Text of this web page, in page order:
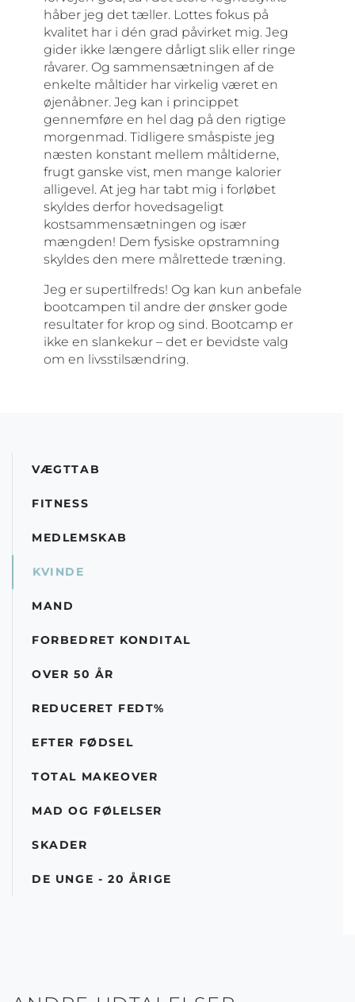
håber jeg det tæller. Lottes fokus på
kvalitet har i dén grad påvirket mig. Jeg
gider ikke længere dårligt slik eller ringe
råvarer. Og sammensætningen af de
enkelte måltider har virkelig været en
øjenåbner. Jeg kan i princippet
gennemføre en hel dag på den rigtige
morgenmad. Tidligere småspiste jeg
næsten konstant mellem måltiderne,
frugt ganske vist, men mange kalorier
alligevel. At jeg har tabt mig i forløbet
skyldes derfor hovedsageligt
kostsammensætningen og især
mængden! Dem fysiske opstramning
skyldes den mere målrettede træning.
Jeg er supertilfreds! Og kan kun anbefale
bootcampen til andre der ønsker gode
resultater for krop og sind. Bootcamp er
ikke en slankekur – det er bevidste valg
om en livsstilsændring.
VÆGTTAB
FITNESS
MEDLEMSKAB
KVINDE
MAND
FORBEDRET KONDITAL
OVER 50 ÅR
REDUCERET FEDT%
EFTER FØDSEL
TOTAL MAKEOVER
MAD OG FØLELSER
SKADER
DE UNGE - 20 ÅRIGE